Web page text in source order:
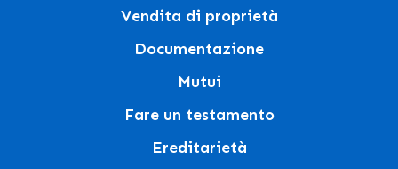
Vendita di proprietà
Documentazione
Mutui
Fare un testamento
Ereditarietà